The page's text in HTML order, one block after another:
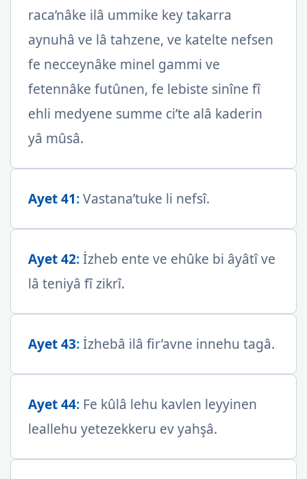
raca’nâke ilâ ummike key takarra
aynuhâ ve lâ tahzene, ve katelte nefsen
fe necceynâke minel gammi ve
fetennâke futûnen, fe lebiste sinîne fî
ehli medyene summe ci’te alâ kaderin
yâ mûsâ.
Ayet 41:Vastana’tuke li nefsî.
Ayet 42:İzheb ente ve ehûke bi âyâtî ve
lâ teniyâ fî zikrî.
Ayet 43:İzhebâ ilâ fir’avne innehu tagâ.
Ayet 44: Fe kûlâ lehu kavlen leyyinen
leallehu yetezekkeru ev yahşâ.